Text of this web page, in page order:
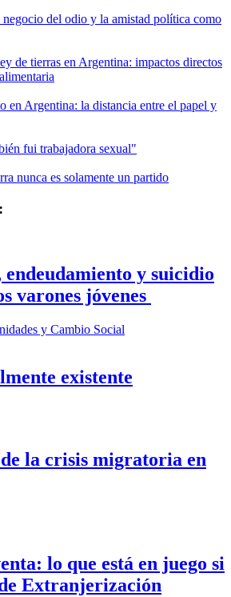
del odio y la amistad política como
de tierras en Argentina: impactos directos
en Argentina: la distancia entre el papel y
fui trabajadora sexual"
nunca es solamente un partido
endeudamiento y suicidio
varones jóvenes
y Cambio Social
existente
la crisis migratoria en
lo que está en juego si
Extranjerización